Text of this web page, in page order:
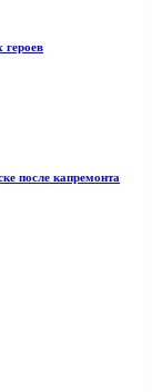
героев
после капремонта